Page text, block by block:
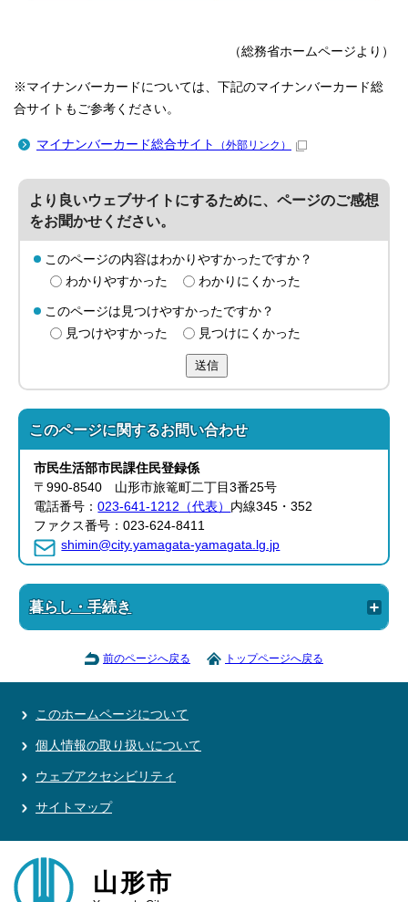
（総務省ホームページより）
※マイナンバーカードについては、下記のマイナンバーカード総
合サイトもご参考ください。
マイナンバーカード総合サイト （外部リンク）
より良いウェブサイトにするために、ページのご感想
をお聞かせください。
このページの内容はわかりやすかったですか？
わかりやすかった
わかりにくかった
このページは見つけやすかったですか？
見つけやすかった
見つけにくかった
送信
このページに関するお問い合わせ
市民生活部市民課住民登録係
〒990-8540 山形市旅篭町二丁目3番25号
電話番号：023-641-1212（代表） 内線345・352
ファクス番号：023-624-8411
shimin@city.yamagata-yamagata.lg.jp
暮らし・手続き
前のページへ戻る トップページへ戻る
このホームページについて
個人情報の取り扱いについて
ウェブアクセシビリティ
サイトマップ
山形市